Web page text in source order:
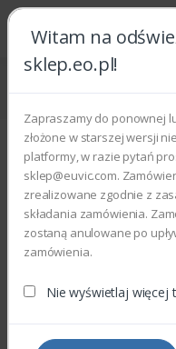
Witam na
sklep.eo.pl!
Zapraszamy do ponownej
złożone w starszej wersji
platformy, w razie pytań
sklep@euvic.com.
zrealizowane zgodnie z
składania zamówienia.
zostaną anulowane po
zamówienia.
Nie wyświetlaj więcej
Strona główna Części zamienne